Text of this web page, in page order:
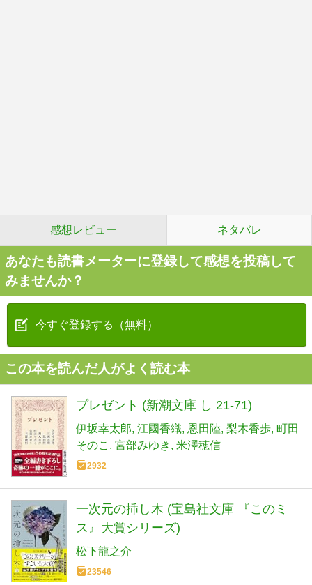
感想レビュー ネタバレ
あなたも読書メーターに登録して感想を投稿して
みませんか？
今すぐ登録する（無料）
この本を読んだ人がよく読む本
プレゼント (新潮文庫 し 21-71)
伊坂幸太郎 江國香織 恩田陸 梨木香歩 町田
そのこ
宮部みゆき 米澤穂信
2932
一次元の挿し木 (宝島社文庫 『このミ
ス』大賞シリーズ)
松下龍之介
23546